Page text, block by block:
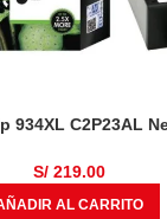
934XL C2P23AL
S/ 219.00
AL CARRITO